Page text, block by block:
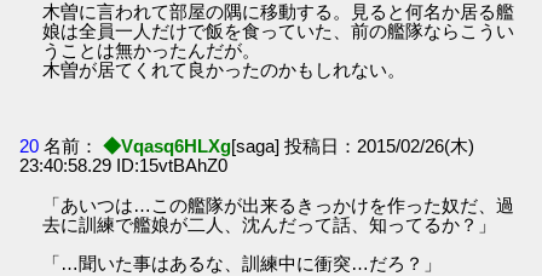
木曽に言われて部屋の隅に移動する。見ると何名か居る艦
娘は全員一人だけで飯を食っていた、前の艦隊ならこうい
うことは無かったんだが。
木曽が居てくれて良かったのかもしれない。
20 名前： ◆Vqasq6HLXg[saga] 投稿日：2015/02/26(木)
23:40:58.29 ID:15vtBAhZ0
「あいつは…この艦隊が出来るきっかけを作った奴だ、過
去に訓練で艦娘が二人、沈んだって話、知ってるか？」
「…聞いた事はあるな、訓練中に衝突…だろ？」